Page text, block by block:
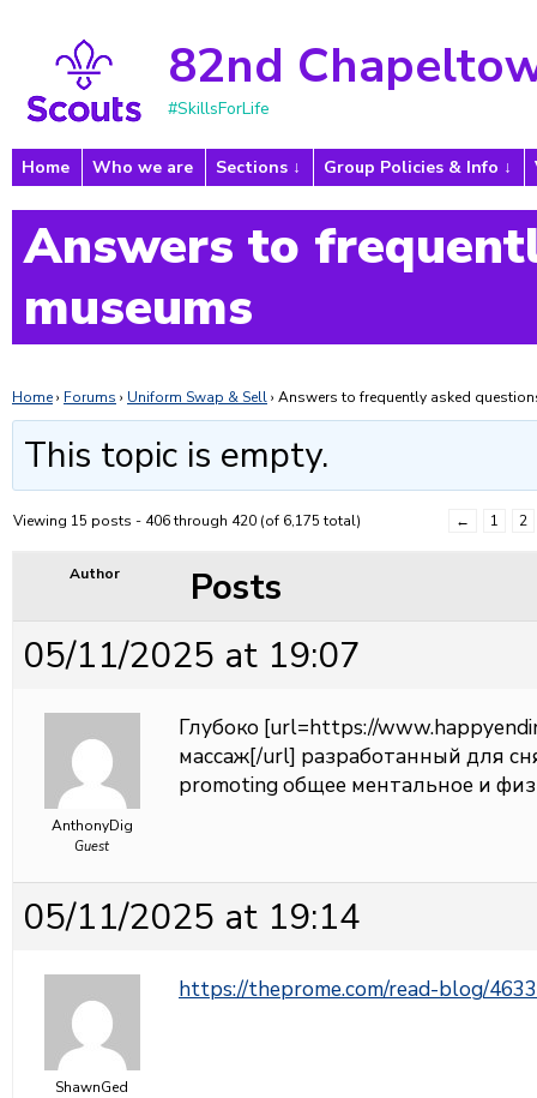
82nd
#SkillsForLife
Home Who we are Sections Group Policies & Info
Answers to
museums
Home› Forums › Uniform Swap & Sell› Answers to frequently asked
This topic is empty.
Viewing 15 posts - 406 through 420 (of 6,175 total) ← 1 2
Author
Posts
05/11/2025 at 19:07
AnthonyDig
Guest
Глубоко [url=https://
массаж[/url] разработанный для
promoting общее ментальное и
05/11/2025 at 19:14
ShawnGed
https://theprome.com/read-blog/